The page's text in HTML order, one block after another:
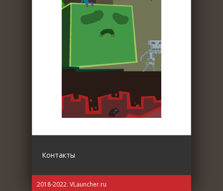
Контакты
2018-2022. VLauncher.ru